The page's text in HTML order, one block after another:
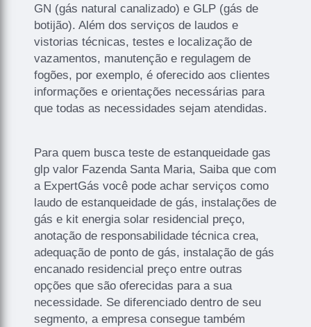
GN (gás natural canalizado) e GLP (gás de
botijão). Além dos serviços de laudos e
vistorias técnicas, testes e localização de
vazamentos, manutenção e regulagem de
fogões, por exemplo, é oferecido aos clientes
informações e orientações necessárias para
que todas as necessidades sejam atendidas.
Para quem busca teste de estanqueidade gas
glp valor Fazenda Santa Maria, Saiba que com
a ExpertGás você pode achar serviços como
laudo de estanqueidade de gás, instalações de
gás e kit energia solar residencial preço,
anotação de responsabilidade técnica crea,
adequação de ponto de gás, instalação de gás
encanado residencial preço entre outras
opções que são oferecidas para a sua
necessidade. Se diferenciado dentro de seu
segmento, a empresa consegue também